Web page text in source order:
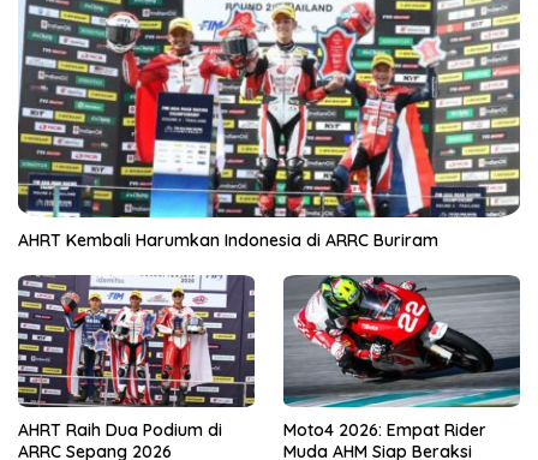
AHRT Kembali Harumkan Indonesia di ARRC Buriram
AHRT Raih Dua Podium di
ARRC Sepang 2026
Moto4 2026: Empat Rider
Muda AHM Siap Beraksi